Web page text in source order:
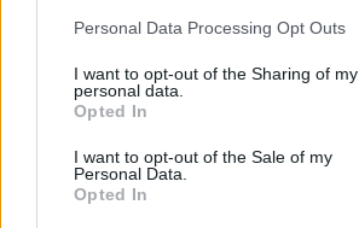
Personal Data Processing Opt Outs
I want to opt-out of the Sharing of my
personal data.
Opted In
I want to opt-out of the Sale of my
Personal Data.
Opted In
érettségi pontszámítás
érettségi százalékok
pontszámítási szabályok 2023
érettségi pontszámítás 2023
érettségi jegyek